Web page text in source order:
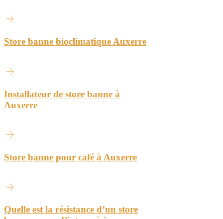
Store banne bioclimatique Auxerre
Installateur de store banne à
Auxerre
Store banne pour café à Auxerre
Quelle est la résistance d’un store